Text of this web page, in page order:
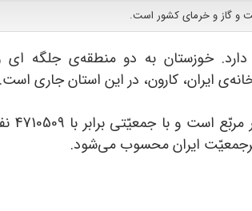
و گاز و خرمای کشور است.
خوزستان به دو منطقه‌ی جلگه ای
ایران، کارون، در این استان جاری است.
مساحت استان خوزستان 64057